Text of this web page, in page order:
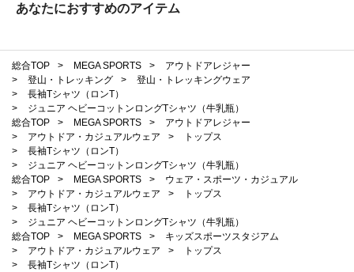
あなたにおすすめのアイテム
総合TOP > MEGA SPORTS >
アウトドアレジャー
>
登山・トレッキング >
登山・トレッキングウェア
>
長袖Tシャツ（ロンT）
>
ジュニア ヘビーコットンロングTシャツ（牛乳瓶）
総合TOP
> MEGA SPORTS >
アウトドアレジャー
>
アウトドア・カジュアルウェア >
トップス
>
長袖Tシャツ（ロンT）
>
ジュニア ヘビーコットンロングTシャツ（牛乳瓶）
総合TOP
> MEGA SPORTS >
ウェア・スポーツ・カジュアル
>
アウトドア・カジュアルウェア >
トップス
>
長袖Tシャツ（ロンT）
>
ジュニア ヘビーコットンロングTシャツ（牛乳瓶）
総合TOP
> MEGA SPORTS >
キッズスポーツスタジアム
>
アウトドア・カジュアルウェア >
トップス
>
長袖Tシャツ（ロンT）